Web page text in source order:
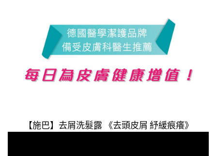
【施巴】去屑洗髮露 《去頭皮屑 紓緩痕癢》